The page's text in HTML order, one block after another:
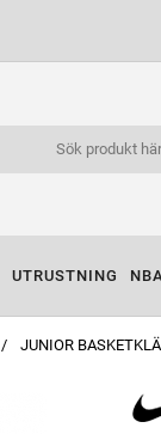
UTRUSTNING
JUNIOR